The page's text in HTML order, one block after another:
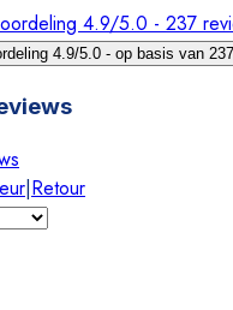
4.9/5.0 - 237
4.9/5.0 - op basis van
|Retour